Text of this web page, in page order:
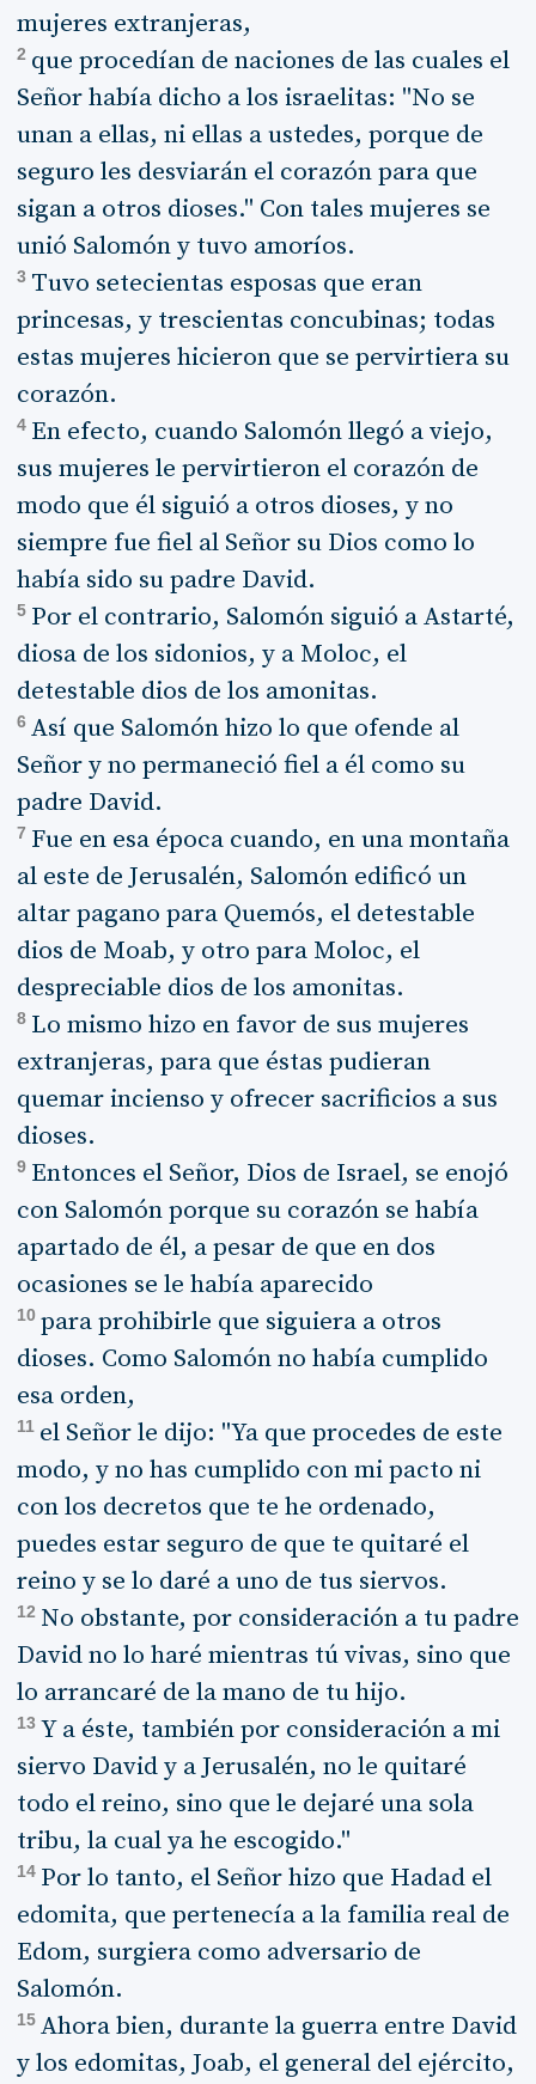
mujeres extranjeras,
2 que procedían de naciones de las cuales el
Señor había dicho a los israelitas: "No se
unan a ellas, ni ellas a ustedes, porque de
seguro les desviarán el corazón para que
sigan a otros dioses." Con tales mujeres se
unió Salomón y tuvo amoríos.
3 Tuvo setecientas esposas que eran
princesas, y trescientas concubinas; todas
estas mujeres hicieron que se pervirtiera su
corazón.
4 En efecto, cuando Salomón llegó a viejo,
sus mujeres le pervirtieron el corazón de
modo que él siguió a otros dioses, y no
siempre fue fiel al Señor su Dios como lo
había sido su padre David.
5 Por el contrario, Salomón siguió a Astarté,
diosa de los sidonios, y a Moloc, el
detestable dios de los amonitas.
6 Así que Salomón hizo lo que ofende al
Señor y no permaneció fiel a él como su
padre David.
7 Fue en esa época cuando, en una montaña
al este de Jerusalén, Salomón edificó un
altar pagano para Quemós, el detestable
dios de Moab, y otro para Moloc, el
despreciable dios de los amonitas.
8 Lo mismo hizo en favor de sus mujeres
extranjeras, para que éstas pudieran
quemar incienso y ofrecer sacrificios a sus
dioses.
9 Entonces el Señor, Dios de Israel, se enojó
con Salomón porque su corazón se había
apartado de él, a pesar de que en dos
ocasiones se le había aparecido
10 para prohibirle que siguiera a otros
dioses. Como Salomón no había cumplido
esa orden,
11 el Señor le dijo: "Ya que procedes de este
modo, y no has cumplido con mi pacto ni
con los decretos que te he ordenado,
puedes estar seguro de que te quitaré el
reino y se lo daré a uno de tus siervos.
12 No obstante, por consideración a tu padre
David no lo haré mientras tú vivas, sino que
lo arrancaré de la mano de tu hijo.
13 Y a éste, también por consideración a mi
siervo David y a Jerusalén, no le quitaré
todo el reino, sino que le dejaré una sola
tribu, la cual ya he escogido."
14 Por lo tanto, el Señor hizo que Hadad el
edomita, que pertenecía a la familia real de
Edom, surgiera como adversario de
Salomón.
15 Ahora bien, durante la guerra entre David
y los edomitas, Joab, el general del ejército,